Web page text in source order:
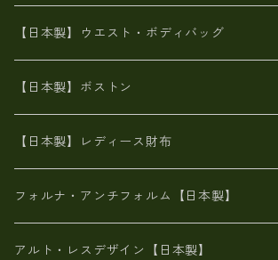
豊岡製
Ａ3サイズ
オイルレザー
エナメル
がま口
リネン
メタリック
スエード
6号蝋引き帆布
火山灰染めバッグ
8号帆布
財布ポシェット
牛革
メタリック
オイルレザー
６号蝋引き帆布
豊岡製品
エナメルクロコ
帆布
豊岡
豊岡製
牛革
日本製
【日本製】ウエスト・ボディバッグ
帆布
【日本製】ボストン
【日本製】レディース財布
二つ折り財布
がま口財布
長財布
フォルナ・アンチフォルム【日本製】
BAG
アルト・レスデザイン【日本製】